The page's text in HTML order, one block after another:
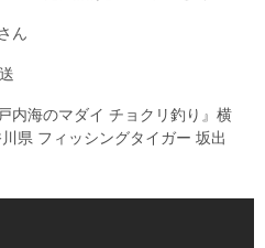
ん
内海のマダイ チョクリ釣り』横
県 フィッシングタイガー 坂出